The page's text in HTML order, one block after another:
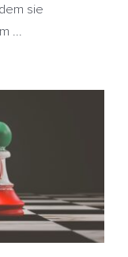
sie
...
– IEA sieht Öl-
stabil
USA